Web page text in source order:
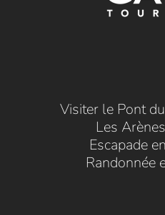
Visiter le Pont
Les
Escapade
Randonnée